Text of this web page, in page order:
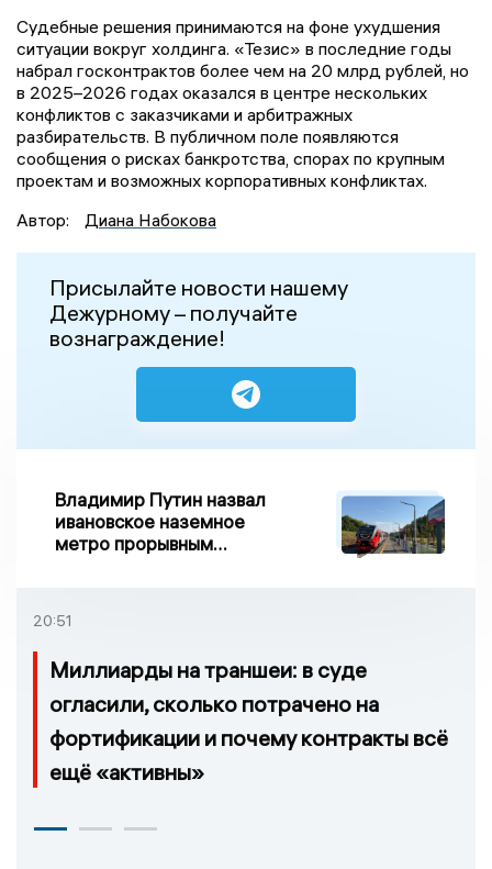
Судебные решения принимаются на фоне ухудшения
ситуации вокруг холдинга. «Тезис» в последние годы
набрал госконтрактов более чем на 20 млрд рублей, но
в 2025–2026 годах оказался в центре нескольких
конфликтов с заказчиками и арбитражных
разбирательств. В публичном поле появляются
сообщения о рисках банкротства, спорах по крупным
проектам и возможных корпоративных конфликтах.
Автор:
Диана Набокова
Присылайте новости нашему
Дежурному – получайте
вознаграждение!
Владимир Путин назвал
ивановское наземное
метро прорывным
20:51
Миллиарды на траншеи: в суде
огласили, сколько потрачено на
фортификации и почему контракты всё
ещё «активны»